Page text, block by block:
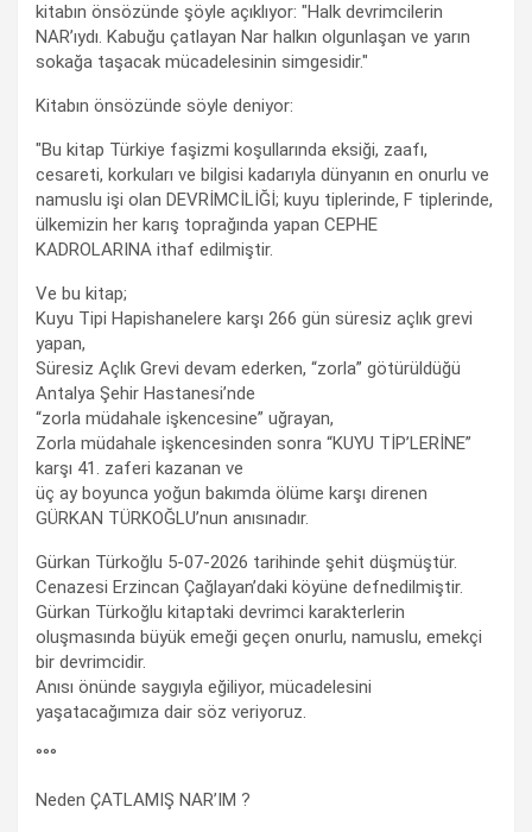
kitabın önsözünde şöyle açıklıyor: "Halk devrimcilerin
NAR’ıydı. Kabuğu çatlayan Nar halkın olgunlaşan ve yarın
sokağa taşacak mücadelesinin simgesidir."
Kitabın önsözünde söyle deniyor:
"Bu kitap Türkiye faşizmi koşullarında eksiği, zaafı,
cesareti, korkuları ve bilgisi kadarıyla dünyanın en onurlu ve
namuslu işi olan DEVRİMCİLİĞİ; kuyu tiplerinde, F tiplerinde,
ülkemizin her karış toprağında yapan CEPHE
KADROLARINA ithaf edilmiştir.
Ve bu kitap;
Kuyu Tipi Hapishanelere karşı 266 gün süresiz açlık grevi
yapan,
Süresiz Açlık Grevi devam ederken, “zorla” götürüldüğü
Antalya Şehir Hastanesi’nde
“zorla müdahale işkencesine” uğrayan,
Zorla müdahale işkencesinden sonra “KUYU TİP’LERİNE”
karşı 41. zaferi kazanan ve
üç ay boyunca yoğun bakımda ölüme karşı direnen
GÜRKAN TÜRKOĞLU’nun anısınadır.
Gürkan Türkoğlu 5-07-2026 tarihinde şehit düşmüştür.
Cenazesi Erzincan Çağlayan’daki köyüne defnedilmiştir.
Gürkan Türkoğlu kitaptaki devrimci karakterlerin
oluşmasında büyük emeği geçen onurlu, namuslu, emekçi
bir devrimcidir.
Anısı önünde saygıyla eğiliyor, mücadelesini
yaşatacağımıza dair söz veriyoruz.
°°°
Neden ÇATLAMIŞ NAR’IM ?